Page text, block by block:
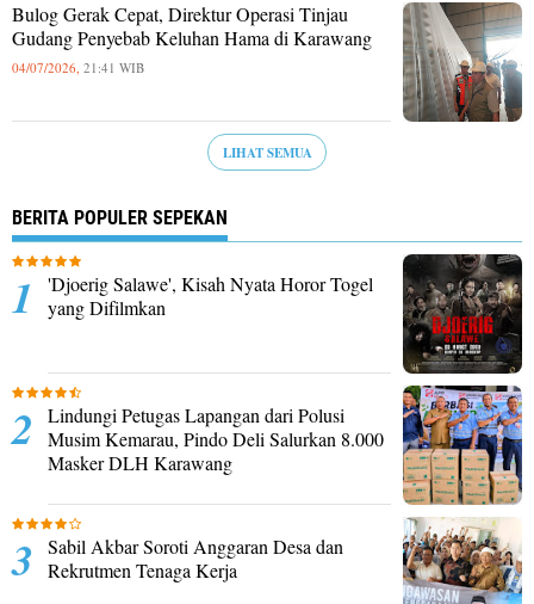
Bulog Gerak Cepat, Direktur Operasi Tinjau
Gudang Penyebab Keluhan Hama di Karawang
04/07/2026, 21:41 WIB
LIHAT SEMUA
BERITA POPULER SEPEKAN
'Djoerig Salawe', Kisah Nyata Horor Togel
yang Difilmkan
Lindungi Petugas Lapangan dari Polusi
Musim Kemarau, Pindo Deli Salurkan 8.000
Masker DLH Karawang
Sabil Akbar Soroti Anggaran Desa dan
Rekrutmen Tenaga Kerja